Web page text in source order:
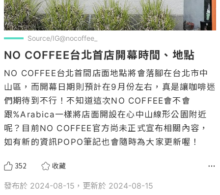
Source/IG@nocoffee_
NO COFFEE台北首店開幕時間、地點
NO COFFEE台北首間店面地點將會落腳在台北市中
山區，而開幕日期則預計在9月份左右，真是讓咖啡迷
們期待到不行！不知道這次NO COFFEE會不會
跟%Arabica一樣將店面開設在心中山線形公園附近
呢？目前NO COFFEE官方尚未正式宣布相關內容，
如有新的資訊POPO筆記也會隨時為大家更新喔！
352 收藏
發布於 2024-08-15，更新於 2024-08-15